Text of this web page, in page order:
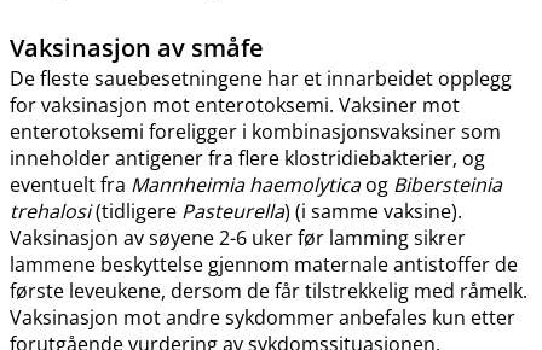
Vaksinasjon av småfe
De fleste sauebesetningene har et innarbeidet opplegg
for vaksinasjon mot enterotoksemi. Vaksiner mot
enterotoksemi foreligger i kombinasjonsvaksiner som
inneholder antigener fra flere klostridiebakterier, og
eventuelt fra Mannheimia haemolyticaog Bibersteinia
trehalosi(tidligere Pasteurella) (i samme vaksine).
Vaksinasjon av søyene 2-6 uker før lamming sikrer
lammene beskyttelse gjennom maternale antistoffer de
første leveukene, dersom de får tilstrekkelig med råmelk.
Vaksinasjon mot andre sykdommer anbefales kun etter
forutgående vurdering av sykdomssituasjonen.